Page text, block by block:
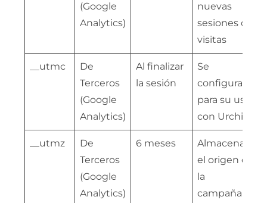
(Google
Analytics)
nuevas
sesiones o
visitas
__utmc
De
Terceros
(Google
Analytics)
Al finalizar
la sesión
Se
configura
para su uso
con Urchin
__utmz
De
Terceros
(Google
Analytics)
6 meses
Almacena
el origen o
la
campaña